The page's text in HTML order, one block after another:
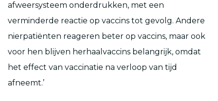
afweersysteem onderdrukken, met een
verminderde reactie op vaccins tot gevolg. Andere
nierpatiënten reageren beter op vaccins, maar ook
voor hen blijven herhaalvaccins belangrijk, omdat
het effect van vaccinatie na verloop van tijd
afneemt.’